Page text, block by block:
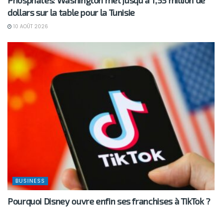
dollars sur la table pour la Tunisie
10 AOÛT 2026
BUSINESS
Pourquoi Disney ouvre enfin ses franchises à TikTok ?